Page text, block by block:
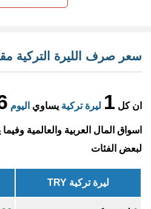
سعر صرف الليرة التركية
ان كل 1 ليرة تركية يساوي اليوم
اسواق المال العربية والعالمية
لبعض الفئات
ليرة تركية TRY